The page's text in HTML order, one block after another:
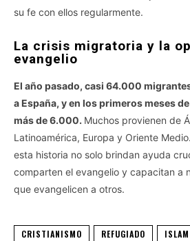
su fe con ellos regularmente.
La crisis migratoria y la
evangelio
El año pasado, casi 64.000
a España, y en los primeros meses
más de 6.000. Muchos provienen de
Latinoamérica, Europa y Oriente
esta historia no solo brindan ayuda
comparten el evangelio y capacitan a
que evangelicen a otros.
CRISTIANISMO REFUGIADO ISLAM